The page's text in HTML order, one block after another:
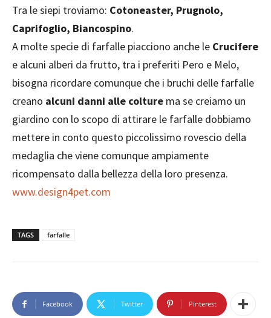
Tra le siepi troviamo: Cotoneaster, Prugnolo,
Caprifoglio, Biancospino.
A molte specie di farfalle piacciono anche le Crucifere
e alcuni alberi da frutto, tra i preferiti Pero e Melo,
bisogna ricordare comunque che i bruchi delle farfalle
creano alcuni danni alle colture ma se creiamo un
giardino con lo scopo di attirare le farfalle dobbiamo
mettere in conto questo piccolissimo rovescio della
medaglia che viene comunque ampiamente
ricompensato dalla bellezza della loro presenza.
www.design4pet.com
TAGS farfalle
Facebook Twitter Pinterest